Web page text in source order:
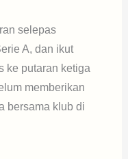
selepas
A, dan ikut
ke putaran ketiga
memberikan
bersama klub di